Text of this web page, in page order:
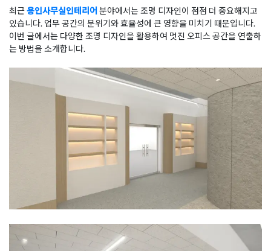
최근용인사무실인테리어 분야에서는 조명 디자인이 점점 더 중요해지고
있습니다. 업무 공간의 분위기와 효율성에 큰 영향을 미치기 때문입니다.
이번 글에서는 다양한 조명 디자인을 활용하여 멋진 오피스 공간을 연출하
는 방법을 소개합니다.